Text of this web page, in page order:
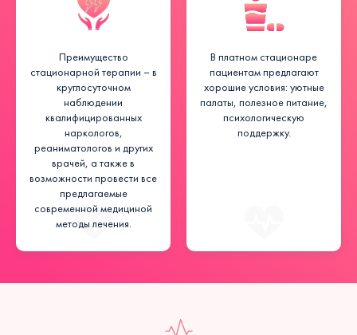
Преимущество
стационарной терапии – в
круглосуточном
наблюдении
квалифицированных
наркологов,
реаниматологов и других
врачей, а также в
возможности провести все
предлагаемые
современной медициной
методы лечения.
В платном стационаре
пациентам предлагают
хорошие условия: уютные
палаты, полезное питание,
психологическую
поддержку.